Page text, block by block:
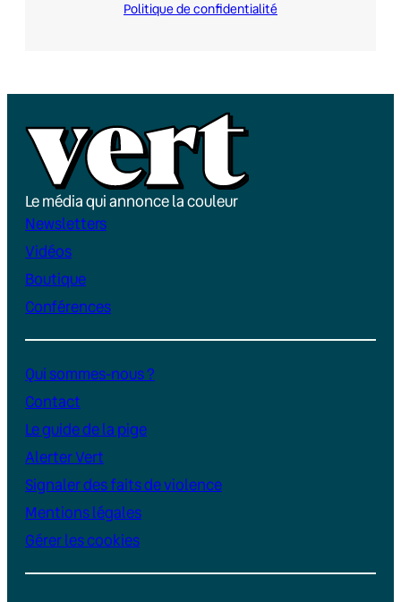
Politique de confidentialité
Le média qui annonce la couleur
Newsletters
Vidéos
Boutique
Conférences
Qui sommes-nous ?
Contact
Le guide de la pige
Alerter Vert
Signaler des faits de violence
Mentions légales
Gérer les cookies